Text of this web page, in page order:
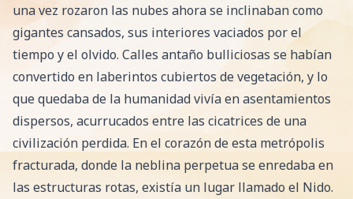
una vez rozaron las nubes ahora se inclinaban como
gigantes cansados, sus interiores vaciados por el
tiempo y el olvido. Calles antaño bulliciosas se habían
convertido en laberintos cubiertos de vegetación, y lo
que quedaba de la humanidad vivía en asentamientos
dispersos, acurrucados entre las cicatrices de una
civilización perdida. En el corazón de esta metrópolis
fracturada, donde la neblina perpetua se enredaba en
las estructuras rotas, existía un lugar llamado el Nido.